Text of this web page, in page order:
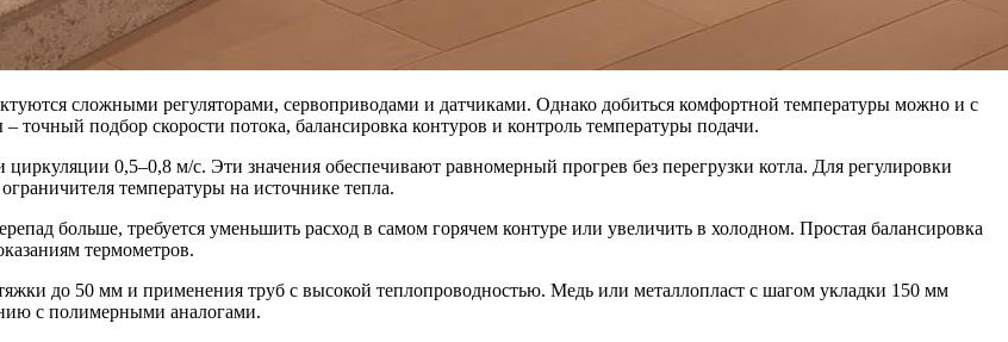
сложными регуляторами, сервоприводами и датчиками. Однако добиться комфортной температуры можно и с
подбор скорости потока, балансировка контуров и контроль температуры подачи.
0,5–0,8 м/с. Эти значения обеспечивают равномерный прогрев без перегрузки котла. Для регулировки
температуры на источнике тепла.
больше, требуется уменьшить расход в самом горячем контуре или увеличить в холодном. Простая балансировка
термометров.
до 50 мм и применения труб с высокой теплопроводностью. Медь или металлопласт с шагом укладки 150 мм
с полимерными аналогами.